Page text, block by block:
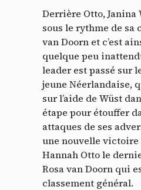
Derrière Otto, Janina
sous le rythme de sa
van Doorn et c’est
quelque peu
leader est passé sur
jeune Néerlandaise,
sur l’aide de Wüst
étape pour étouffer
attaques de ses
une nouvelle victoire
Hannah Otto le
Rosa van Doorn qui
classement général.